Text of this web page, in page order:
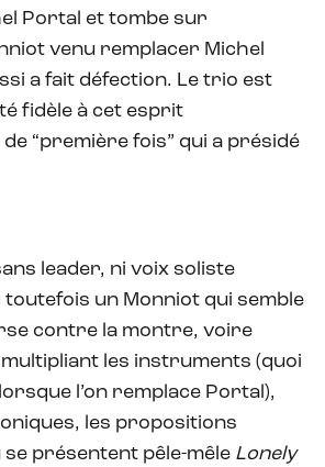
Portal et tombe sur
venu remplacer Michel
a fait défection. Le trio est
fidèle à cet esprit
“première fois” qui a présidé
leader, ni voix soliste
toutefois un Monniot qui semble
contre la montre, voire
les instruments (quoi
l’on remplace Portal),
les propositions
présentent pêle-mêle Lonely